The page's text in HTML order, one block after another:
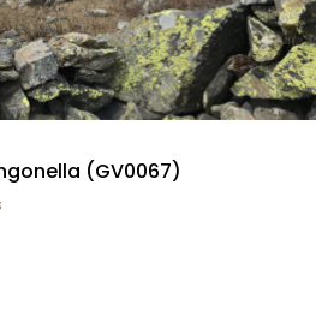
(GV0067)